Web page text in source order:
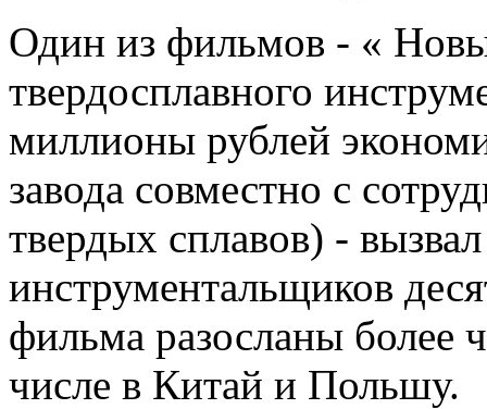
Один из фильмов - «
твердосплавного
миллионы рублей
завода совместно с
твердых сплавов) -
инструментальщиков
фильма разосланы более
числе в Китай и Польшу.